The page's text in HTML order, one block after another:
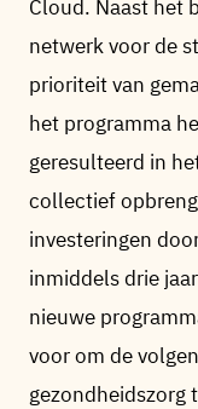
Cloud. Naast het
netwerk voor de
prioriteit van
het programma
geresulteerd in
collectief
investeringen
inmiddels drie
nieuwe
voor om de
gezondheidszorg